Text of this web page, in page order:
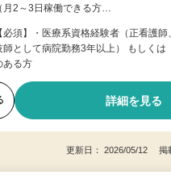
（月2～3日稼働できる方…
【必須】・医療系資格経験者（正看護
師として病院勤務3年以上） もしくは
ある方
詳細を見る
更新日： 2026/05/12 掲